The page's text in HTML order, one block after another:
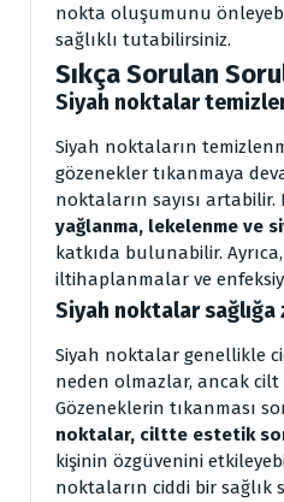
nokta oluşumunu
sağlıklı tutabilirsiniz.
Sıkça Sorulan
Siyah noktalar
Siyah noktaların
gözenekler tıkanmaya
noktaların sayısı
yağlanma, lekelenme ve
katkıda bulunabilir.
iltihaplanmalar ve
Siyah noktalar sağlığa
Siyah noktalar genellikle
neden olmazlar, ancak cilt
Gözeneklerin tıkanması
noktalar, ciltte estetik
kişinin özgüvenini
noktaların ciddi bir